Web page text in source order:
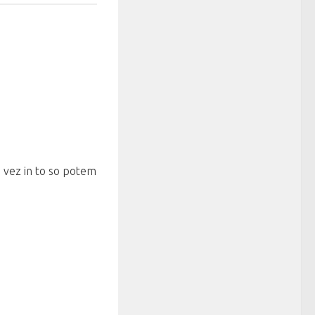
vez in to so potem